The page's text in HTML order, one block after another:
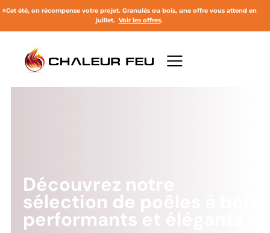
⭐Cet été, on récompense votre projet.Granulés ou bois, une offre vous attend en
juillet. Voir les offres.
Découvrez notre
sélection de poêles à bois
performants et élégants